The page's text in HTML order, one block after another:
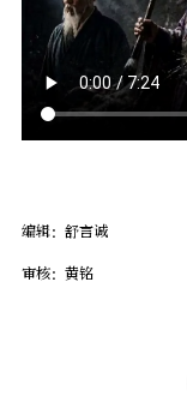
编辑：舒言诚
审核：黄铭